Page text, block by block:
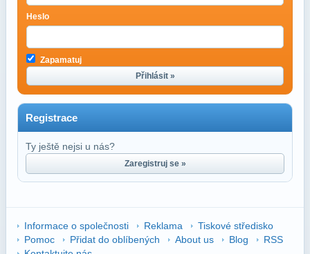
Heslo
Zapamatuj
Přihlásit »
Registrace
Ty ještě nejsi u nás?
Zaregistruj se »
Informace o společnosti Reklama
Tiskové středisko
Pomoc
Přidat do oblíbených About us Blog
RSS